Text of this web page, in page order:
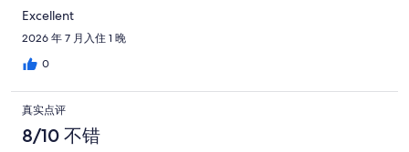
Excellent
2026 年 7 月入住 1 晚
0
真实点评
8/10 不错